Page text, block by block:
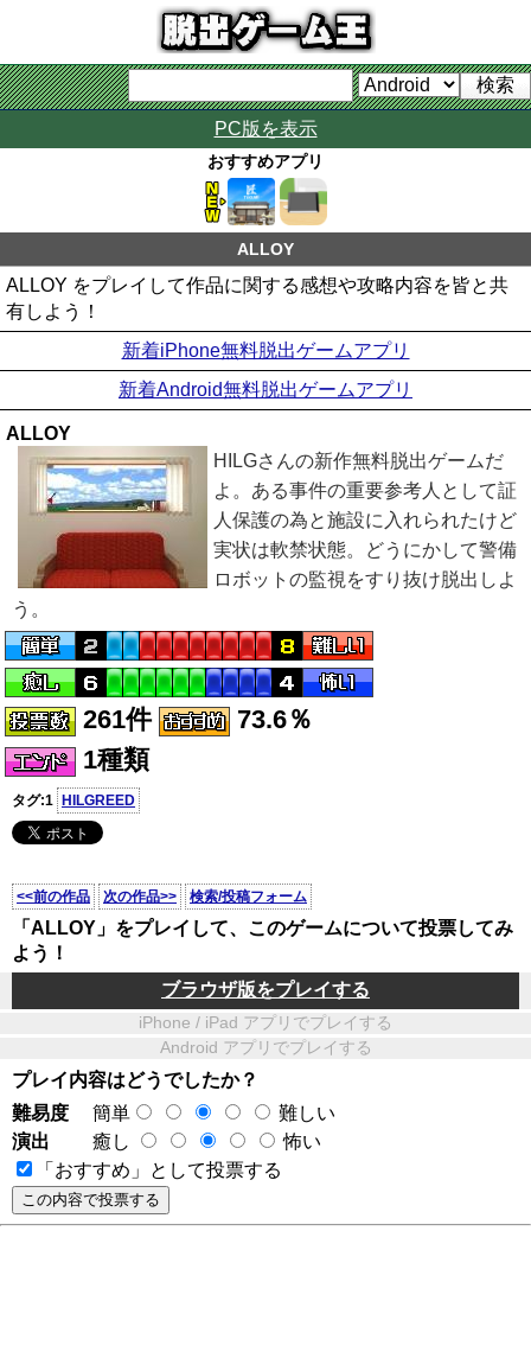
PC版を表示
おすすめアプリ
ALLOY
ALLOY をプレイして作品に関する感想や攻略内容を皆と共
有しよう！
新着iPhone無料脱出ゲームアプリ
新着Android無料脱出ゲームアプリ
ALLOY
HILGさんの新作無料脱出ゲームだ
よ。ある事件の重要参考人として証
人保護の為と施設に入れられたけど
実状は軟禁状態。どうにかして警備
ロボットの監視をすり抜け脱出しよ
う。
261件
73.6％
1種類
タグ:1 HILGREED
<<前の作品 次の作品>> 検索/投稿フォーム
「ALLOY」をプレイして、このゲームについて投票してみ
よう！
ブラウザ版をプレイする
iPhone / iPad アプリでプレイする
Android アプリでプレイする
プレイ内容はどうでしたか？
難易度
簡単
難しい
演出
癒し
怖い
「おすすめ」として投票する